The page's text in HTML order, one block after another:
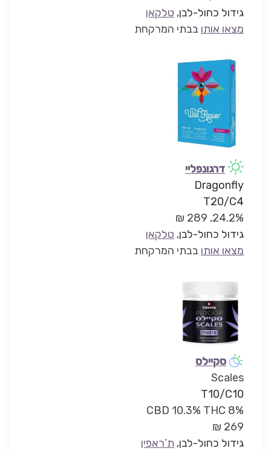
גידול כחול-לבן, טלקאן
מצאו אותו בבתי המרקחת
דרגונפליי
Dragonfly
T20/C4
24.2%, 289 ₪
גידול כחול-לבן, טלקאן
מצאו אותו בבתי המרקחת
סקיילס
Scales
T10/C10
THC 8% ‏CBD 10.3%
269 ₪
גידול כחול-לבן, ת’ראפין